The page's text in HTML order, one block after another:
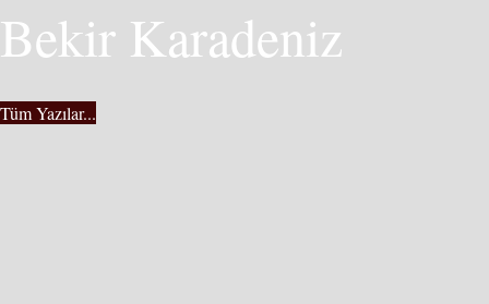
Bekir Karadeniz
Tüm Yazılar...